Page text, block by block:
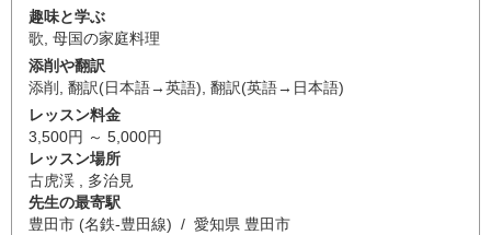
趣味と学ぶ
歌, 母国の家庭料理
添削や翻訳
添削 , 翻訳(日本語→英語), 翻訳(英語→日本語)
レッスン料金
3,500円 ～ 5,000円
レッスン場所
古虎渓 , 多治見
先生の最寄駅
豊田市 (名鉄-豊田線) / 愛知県 豊田市